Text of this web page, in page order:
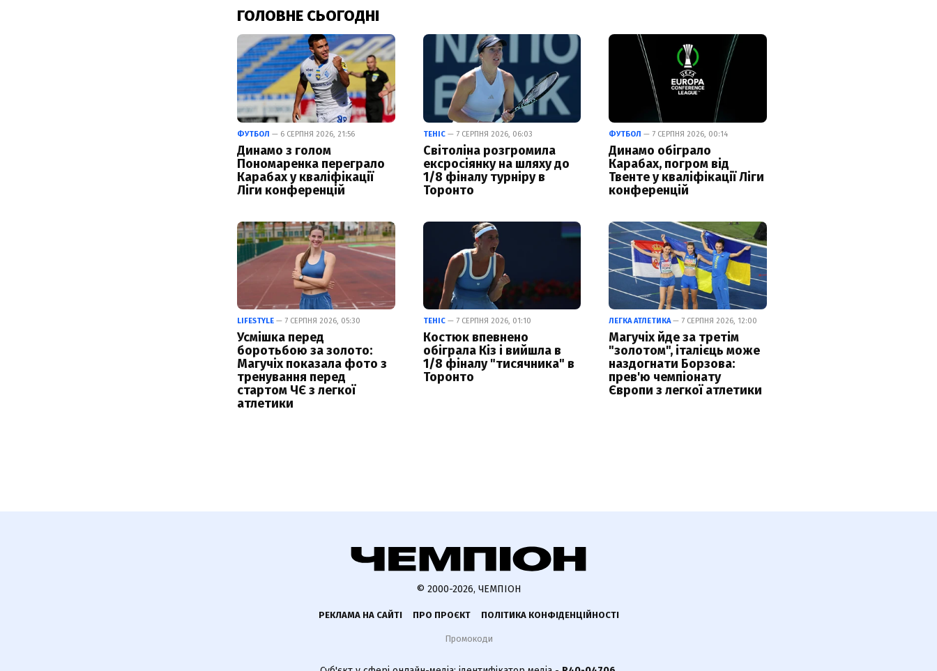
ГОЛОВНЕ СЬОГОДНІ
ФУТБОЛ — 6 СЕРПНЯ 2026, 21:56
Динамо з голом
Пономаренка переграло
Карабах у кваліфікації
Ліги конференцій
ТЕНІС— 7 СЕРПНЯ 2026, 06:03
Світоліна розгромила
ексросіянку на шляху до
1/8 фіналу турніру в
Торонто
ФУТБОЛ — 7 СЕРПНЯ 2026, 00:14
Динамо обіграло
Карабах, погром від
Твенте у кваліфікації Ліги
конференцій
LIFESTYLE — 7 СЕРПНЯ 2026, 05:30
Усмішка перед
боротьбою за золото:
Магучіх показала фото з
тренування перед
стартом ЧЄ з легкої
атлетики
ТЕНІС— 7 СЕРПНЯ 2026, 01:10
Костюк впевнено
обіграла Кіз і вийшла в
1/8 фіналу "тисячника" в
Торонто
ЛЕГКА АТЛЕТИКА— 7 СЕРПНЯ 2026, 12:00
Магучіх йде за третім
"золотом", італієць може
наздогнати Борзова:
прев'ю чемпіонату
Європи з легкої атлетики
© 2000-2026, ЧЕМПІОН
РЕКЛАМА НА САЙТІ ПРО ПРОЄКТ ПОЛІТИКА КОНФІДЕНЦІЙНОСТІ
Промокоди